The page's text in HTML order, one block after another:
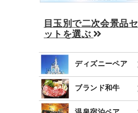
目玉別で二次会景品セ
ットを選ぶ
ディズニーペア
ブランド和牛